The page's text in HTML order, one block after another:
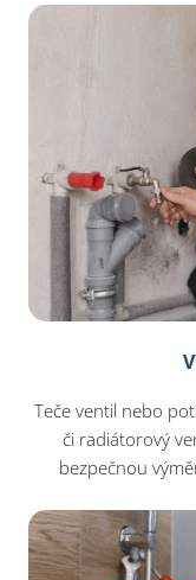
Teče ventil nebo
či radiátorový
bezpečnou